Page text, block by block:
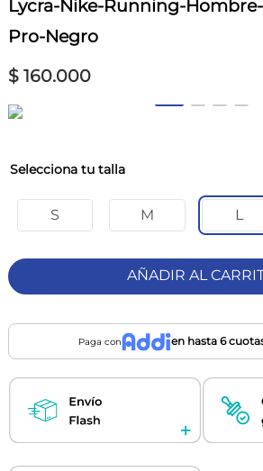
Lycra-Nike-Running-
Pro-Negro
$ 160.000
talla
S M L
AÑADIR AL
Paga con en hasta 6